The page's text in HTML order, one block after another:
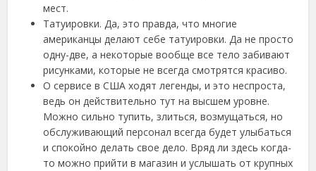
мест.
Татуировки. Да, это правда, что многие
американцы делают себе татуировки. Да не просто
одну-две, а некоторые вообще все тело забивают
рисунками, которые не всегда смотрятся красиво.
О сервисе в США ходят легенды, и это неспроста,
ведь он действительно тут на высшем уровне.
Можно сильно тупить, злиться, возмущаться, но
обслуживающий персонал всегда будет улыбаться
и спокойно делать свое дело. Вряд ли здесь когда-
то можно прийти в магазин и услышать от крупных